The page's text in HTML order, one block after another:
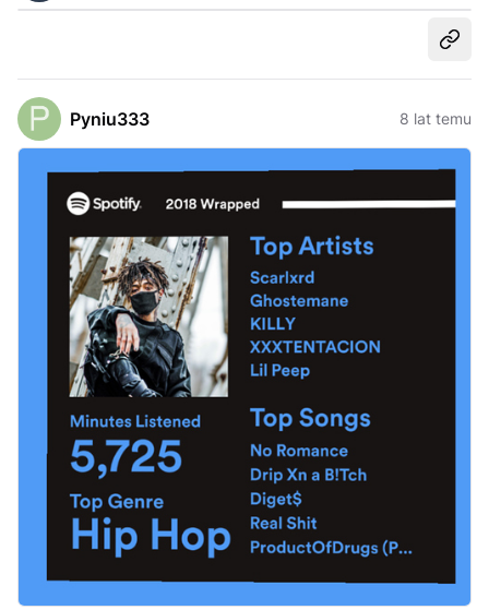
Pyniu333 8 lat temu